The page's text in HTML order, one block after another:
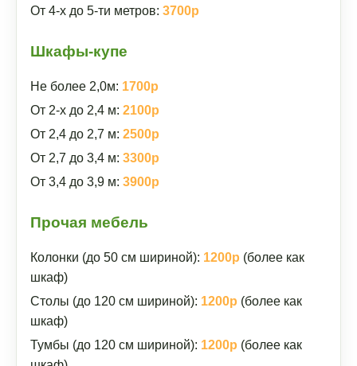
От 4-х до 5-ти метров: 3700р
Шкафы-купе
Не более 2,0м: 1700р
От 2-х до 2,4 м: 2100р
От 2,4 до 2,7 м: 2500р
От 2,7 до 3,4 м: 3300р
От 3,4 до 3,9 м: 3900р
Прочая мебель
Колонки (до 50 см шириной): 1200р (более как
шкаф)
Столы (до 120 см шириной): 1200р (более как
шкаф)
Тумбы (до 120 см шириной): 1200р (более как